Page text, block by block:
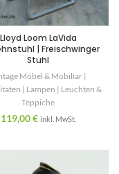
Lloyd Loom LaVida
| Freischwinger
Stuhl
Möbel & Mobiliar |
| Lampen | Leuchten &
Teppiche
119,00€ inkl. MwSt.